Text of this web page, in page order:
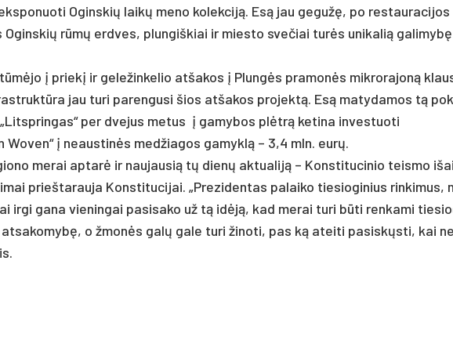
Ogins­kių laikų me­no ko­lek­ciją. Esą jau ge­gužę, po
rūmų erd­ves, plun­giš­kiai ir mies­to sve­čiai turės uni­ka­lią
į prie­kį ir ge­le­žin­ke­lio at­ša­kos į Plungės pra­monės mik­ro­ra­joną
jau tu­ri pa­ren­gu­si šios at­ša­kos pro­jektą. Esą ma­ty­da­mos tą
per dve­jus me­tus į ga­my­bos plėtrą ke­ti­na in­ves­tuo­ti
Wo­ven“ į neaus­tinės med­žia­gos ga­myklą – 3,4 mln. eurų.
me­rai ap­tarė ir nau­jau­sią tų dienų ak­tua­liją – Kons­ti­tu­ci­nio teis­mo
prie­šta­rau­ja Kons­ti­tu­ci­jai. „Pre­zi­den­tas pa­lai­ko tie­sio­gi­nius rin­ki­mus,
ir­gi ga­na vie­nin­gai pa­si­sa­ko už tą idėją, kad me­rai tu­ri būti ren­ka­mi
o žmonės galų ga­le tu­ri ži­no­ti, pas ką atei­ti pa­si­skųsti, kai